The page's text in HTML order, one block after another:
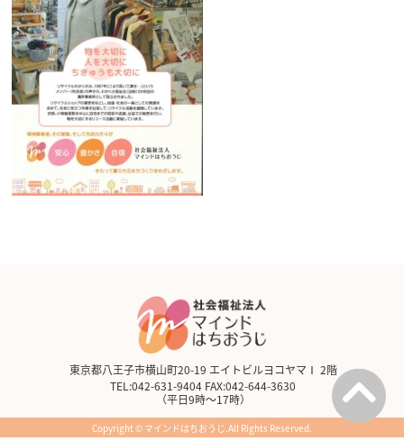
東京都八王子市横山町20-19 エイトビルヨコヤマⅠ 2階
TEL:042-631-9404 FAX:042-644-3630
（平日9時～17時）
Copyright © マインドはちおうじ.All Rights Reserved.